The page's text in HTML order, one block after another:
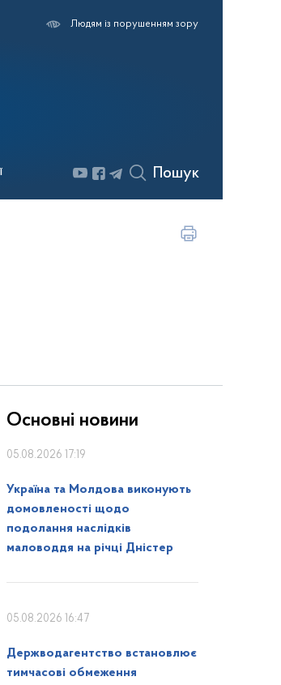
Людям із порушенням зору
Пошук
Основні новини
05.08.2026 17:19
Україна та Молдова виконують
домовленості щодо
подолання наслідків
маловоддя на річці Дністер
05.08.2026 16:47
Держводагентство встановлює
тимчасові обмеження